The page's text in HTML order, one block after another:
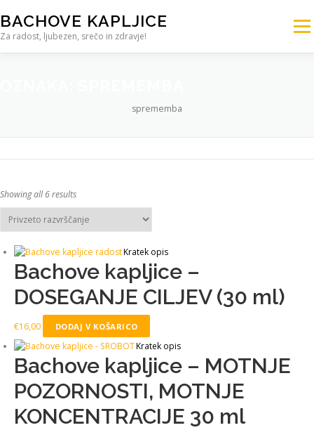
BACHOVE KAPLJICE
Za radost, ljubezen, srečo in zdravje!
Meni
sprememba
Showing all 6 results
Kratek opis
Bachove kapljice –
DOSEGANJE CILJEV (30 ml)
€16,00 DODAJ V KOŠARICO
Kratek opis
Bachove kapljice – MOTNJE
POZORNOSTI, MOTNJE
KONCENTRACIJE 30 ml